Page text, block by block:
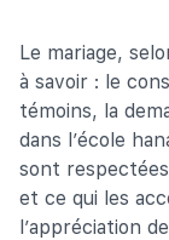
Le mariage,
à savoir : le
témoins, la
dans l’école
sont
et ce qui les
l’appréciation